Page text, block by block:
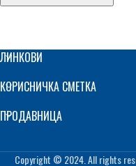
ЛИНКОВИ
КОРИСНИЧКА СМЕТКА
ПРОДАВНИЦА
Copyright © 2024. All rights